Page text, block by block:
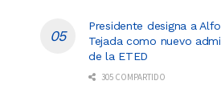
Presidente designa a
Tejada como nuevo
de la ETED
305 COMPARTIDO